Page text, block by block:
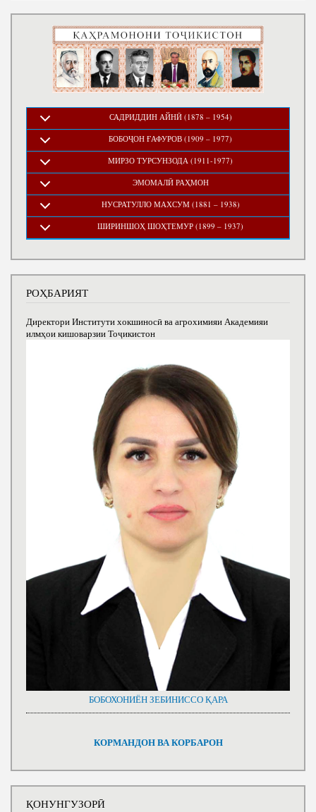
САДРИДДИН АЙНӢ (1878 – 1954)
БОБОҶОН ҒАФУРОВ (1909 – 1977)
МИРЗО ТУРСУНЗОДА (1911-1977)
ЭМОМАЛӢ РАҲМОН
НУСРАТУЛЛО МАХСУМ (1881 – 1938)
ШИРИНШОҲ ШОҲТЕМУР (1899 – 1937)
РОҲБАРИЯТ
Директори Институти хокшиносӣ ва агрохимияи Академияи
илмҳои кишоварзии Тоҷикистон
БОБОХОНИЁН ЗЕБИНИССО ҚАРА
КОРМАНДОН ВА КОРБАРОН
ҚОНУНГУЗОРӢ